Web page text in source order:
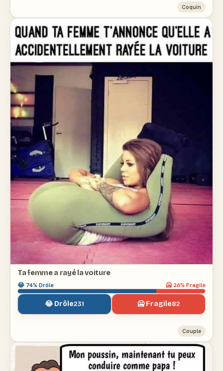
Coquin
Ta femme a rayé la voiture
😂 74% Drôle 🥶26% Fragile
😂 Drôle231 🥶 Fragile82
Couple